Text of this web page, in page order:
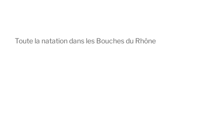
Toute la natation dans les Bouches du Rhône